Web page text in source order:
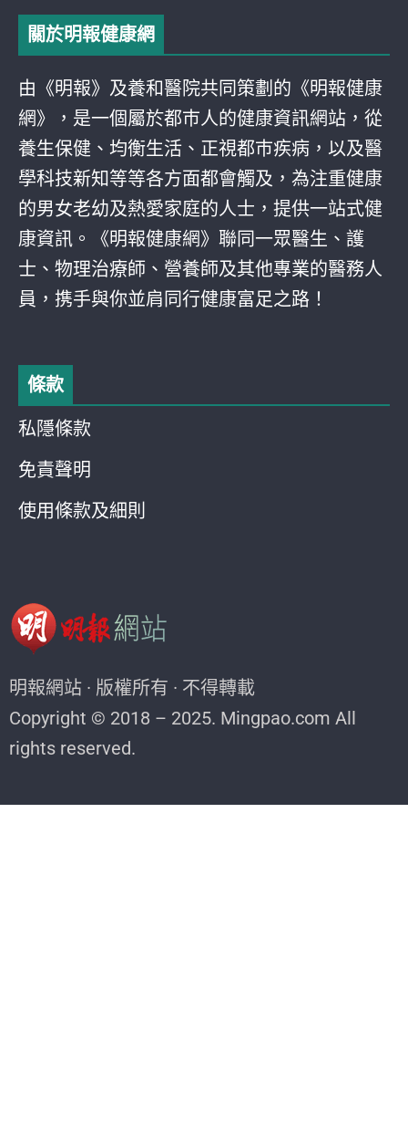
關於明報健康網
由《明報》及養和醫院共同策劃的《明報健康
網》，是一個屬於都巿人的健康資訊網站，從
養生保健、均衡生活、正視都巿疾病，以及醫
學科技新知等等各方面都會觸及，為注重健康
的男女老幼及熱愛家庭的人士，提供一站式健
康資訊。《明報健康網》聯同一眾醫生、護
士、物理治療師、營養師及其他專業的醫務人
員，携手與你並肩同行健康富足之路！
條款
私隱條款
免責聲明
使用條款及細則
明報網站 · 版權所有 · 不得轉載
Copyright © 2018 – 2025. Mingpao.com All
rights reserved.